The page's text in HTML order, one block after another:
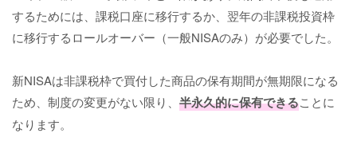
するためには、課税口座に移行するか、翌年の非課税投資枠
に移行するロールオーバー（一般NISAのみ）が必要でした。
新NISAは非課税枠で買付した商品の保有期間が無期限になる
ため、制度の変更がない限り、 半永久的に保有できることに
なります。